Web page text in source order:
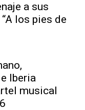
a sus
los pies de
Iberia
musical